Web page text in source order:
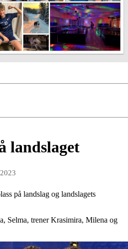
landslaget
på landslag og landslagets
Selma, trener Krasimira, Milena og